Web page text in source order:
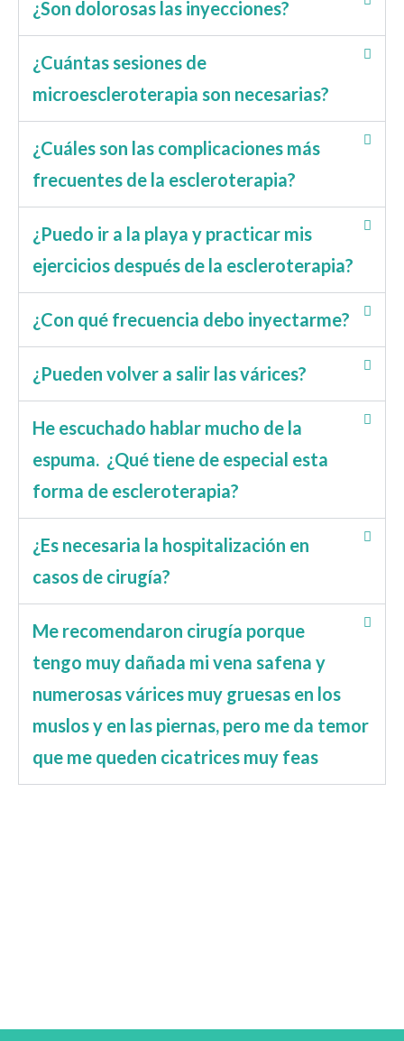
¿Son dolorosas las inyecciones?
¿Cuántas sesiones de
microescleroterapia son necesarias?
¿Cuáles son las complicaciones más
frecuentes de la escleroterapia?
¿Puedo ir a la playa y practicar mis
ejercicios después de la escleroterapia?
¿Con qué frecuencia debo inyectarme?
¿Pueden volver a salir las várices?
He escuchado hablar mucho de la
espuma. ¿Qué tiene de especial esta
forma de escleroterapia?
¿Es necesaria la hospitalización en
casos de cirugía?
Me recomendaron cirugía porque
tengo muy dañada mi vena safena y
numerosas várices muy gruesas en los
muslos y en las piernas, pero me da temor
que me queden cicatrices muy feas